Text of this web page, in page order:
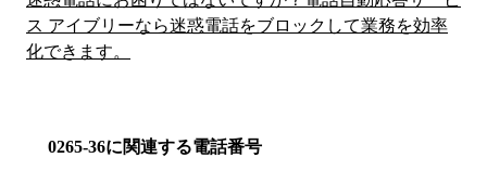
ス アイブリーなら迷惑電話をブロックして業務を効率
化できます。
0265-36に関連する電話番号